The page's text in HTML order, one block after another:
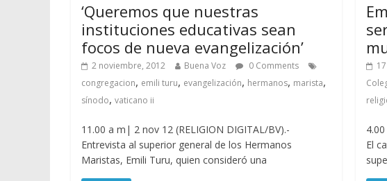
‘Queremos que nuestras
instituciones educativas sean
focos de nueva evangelización’
2 noviembre, 2012 Buena Voz
0 Comments
congregacion, emili turu, evangelización, hermanos, marista,
sínodo, vaticano ii
11.00 a m| 2 nov 12 (RELIGION DIGITAL/BV).-
Entrevista al superior general de los Hermanos
Maristas, Emili Turu, quien consideró una
El